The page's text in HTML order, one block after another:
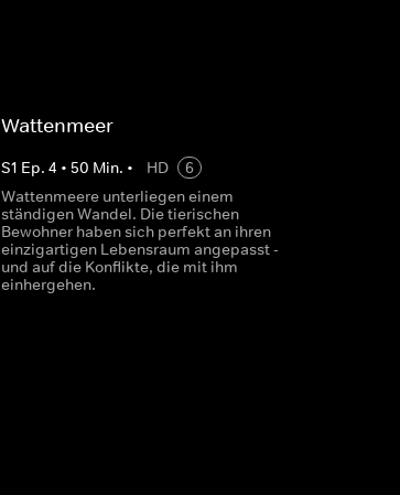
Wattenmeer
S1 Ep. 4 • 50 Min. • HD
6
Wattenmeere unterliegen einem
ständigen Wandel. Die tierischen
Bewohner haben sich perfekt an ihren
einzigartigen Lebensraum angepasst -
und auf die Konflikte, die mit ihm
einhergehen.